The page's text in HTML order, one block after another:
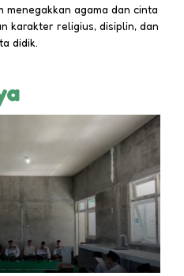
agama dan cinta
karakter religius, disiplin, dan
didik.